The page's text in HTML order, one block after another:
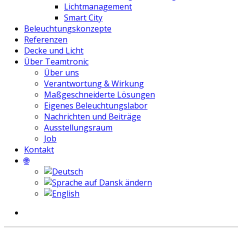
Lichtmanagement
Smart City
Beleuchtungskonzepte
Referenzen
Decke und Licht
Über Teamtronic
Über uns
Verantwortung & Wirkung
Maßgeschneiderte Lösungen
Eigenes Beleuchtungslabor
Nachrichten und Beiträge
Ausstellungsraum
Job
Kontakt
🌐